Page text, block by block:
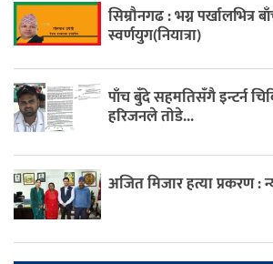
सिम्रौनगढ : भग्न पर्खालभित्र
स्वर्णयुग(नियात्रा)
पाँच बुँदे सहमतिसँगै इन्टर्न
हरिजनले तोडे...
अजित मिजार हत्या प्रकरण :